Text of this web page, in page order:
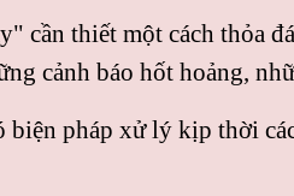
cần thiết một cách thỏa
cảnh báo hốt hoảng,
pháp xử lý kịp thời